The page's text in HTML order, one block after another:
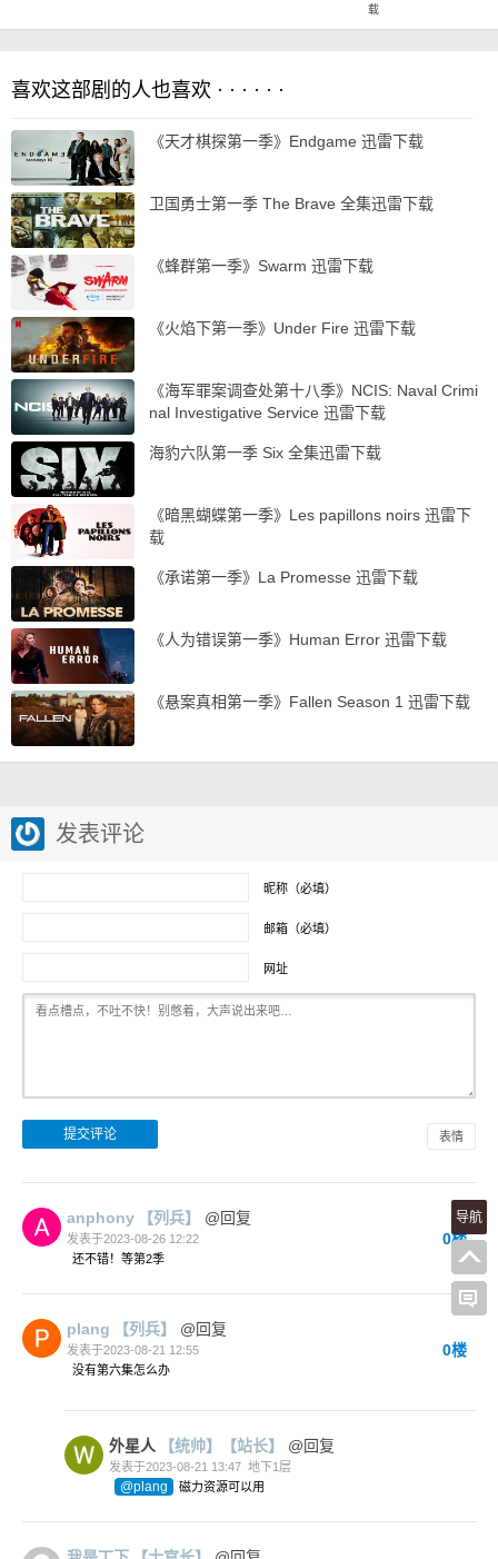
载
喜欢这部剧的人也喜欢 · · · · · ·
《天才棋探第一季》Endgame 迅雷下载
卫国勇士第一季 The Brave 全集迅雷下载
《蜂群第一季》Swarm 迅雷下载
《火焰下第一季》Under Fire 迅雷下载
《海军罪案调查处第十八季》NCIS: Naval Crimi
nal Investigative Service 迅雷下载
海豹六队第一季 Six 全集迅雷下载
《暗黑蝴蝶第一季》Les papillons noirs 迅雷下
载
《承诺第一季》La Promesse 迅雷下载
《人为错误第一季》Human Error 迅雷下载
《悬案真相第一季》Fallen Season 1 迅雷下载
发表评论
昵称（必填）
邮箱（必填）
网址
表情
anphony 【列兵】 @回复
发表于2023-08-26 12:22 0楼
还不错！等第2季
plang 【列兵】 @回复
发表于2023-08-21 12:55 0楼
没有第六集怎么办
外星人 【统帅】 【站长】 @回复
发表于2023-08-21 13:47 地下1层
@plang 磁力资源可以用
导航